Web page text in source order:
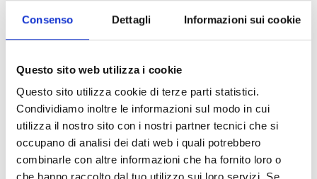
Consenso Dettagli Informazioni sui cookie
Questo sito web utilizza i cookie
Questo sito utilizza cookie di terze parti statistici.
Condividiamo inoltre le informazioni sul modo in cui
utilizza il nostro sito con i nostri partner tecnici che si
occupano di analisi dei dati web i quali potrebbero
combinarle con altre informazioni che ha fornito loro o
Comune in tutte le fasi successive affinché si possa arrivare
rapidamente all’apertura dei cantieri. Un impegno che
economico, mettendo a disposizione oltre 1,5 milioni di euro
per contribuire alla realizzazione dell’opera e
accompagnando il Comune anche nelle fasi tecniche,
progettuali e amministrative di un iter particolarmente
complesso.»